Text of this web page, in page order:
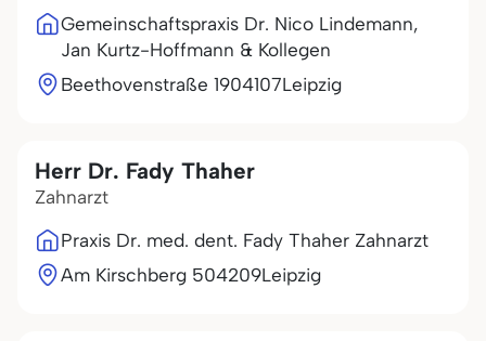
Gemeinschaftspraxis Dr. Nico Lindemann,
Jan Kurtz-Hoffmann & Kollegen
Beethovenstraße 1904107Leipzig
Herr Dr. Fady Thaher
Zahnarzt
Praxis Dr. med. dent. Fady Thaher Zahnarzt
Am Kirschberg 504209Leipzig